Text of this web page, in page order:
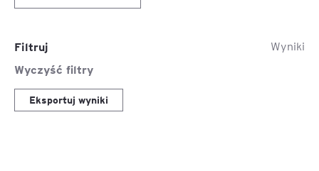
Filtruj
Wyczyść filtry
Wyniki
Eksportuj wyniki